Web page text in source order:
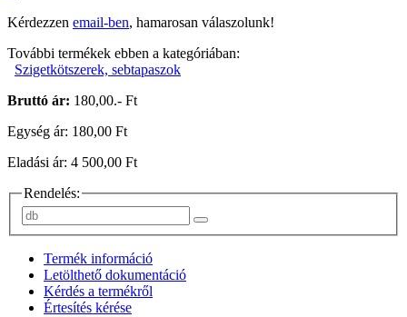
Kérdezzen email-ben, hamarosan válaszolunk!
További termékek ebben a kategóriában:
Szigetkötszerek, sebtapaszok
Bruttó ár: 180,00.- Ft
Egység ár: 180,00 Ft
Eladási ár: 4 500,00 Ft
Rendelés:
Termék információ
Letölthető dokumentáció
Kérdés a termékről
Értesítés kérése